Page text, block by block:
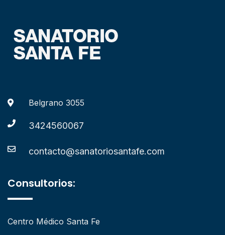
Belgrano 3055
3424560067
contacto@sanatoriosantafe.com
Consultorios:
Centro Médico Santa Fe